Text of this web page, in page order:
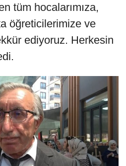
tüm hocalarımıza,
öğreticilerimize ve
ediyoruz. Herkesin